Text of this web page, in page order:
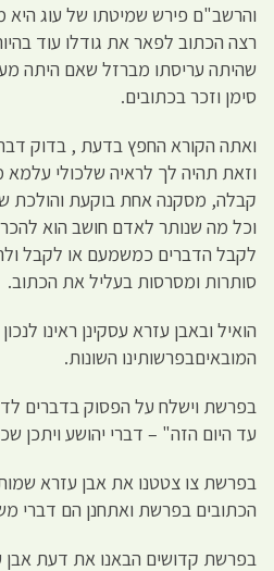
והרשב"ם פירש שמיטתו של עוג היא
רצה הכתוב לפאר את גודלו עוד
שהיתה עריסתו מברזל שאם היתה
סימן וזכר בכתובים.
ואתה הקורא החפץ בדעת , בדוק
וזאת תהיה לך לראיה שלכולי
קבלה, מסקנה אחת בוקעת והולכת
וכל מה שנותר לאדם חושב הוא
לקבל הדברים כמשמעם או לקבל
סותרות ומסרסות בעליל את הכתוב.
הואיל ובאבן עזרא עסקינן ראינו
המובאיםבפרשותינו השונות.
בפרשת וישלח על הפסוק בדברים
עד היום הזה" – דברי יהושע ויתכן
בפרשת צו צטטנו את אבן עזרא
הכתובים בפרשת ואתחנן הם דברי
בפרשת קדושים הבאנו את דעת אבן